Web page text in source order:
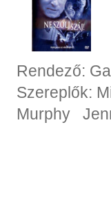
Rendező:
Szereplők:
Murphy